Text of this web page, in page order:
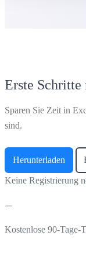
Erste
Sparen Sie Zeit in
sind.
Herunterladen
Keine Registrierung
Kostenlose 90-Tage-